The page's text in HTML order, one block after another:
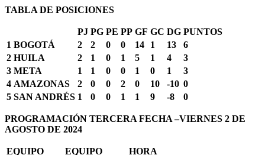
TABLA DE POSICIONES
PJ PG PE PP GF GC DG PUNTOS
1 BOGOTÁ 2 2 0 0 14 1 13
6
2 HUILA 2 1 0 1 5 1 4
3
3 META 1 1 0 0 1 0 1
3
4 AMAZONAS 2 0 0 2 0 10 -10 0
5 SAN ANDRÉS 1 0 0 1 1 9 -8 0
PROGRAMACIÓN TERCERA FECHA –VIERNES 2 DE
AGOSTO DE 2024
EQUIPO EQUIPO
HORA